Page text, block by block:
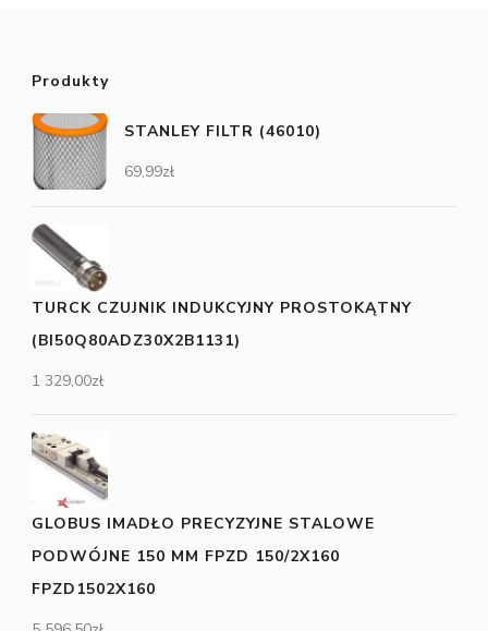
Produkty
STANLEY FILTR (46010)
69,99zł
TURCK CZUJNIK INDUKCYJNY PROSTOKĄTNY
(BI50Q80ADZ30X2B1131)
1 329,00zł
GLOBUS IMADŁO PRECYZYJNE STALOWE
PODWÓJNE 150 MM FPZD 150/2X160
FPZD1502X160